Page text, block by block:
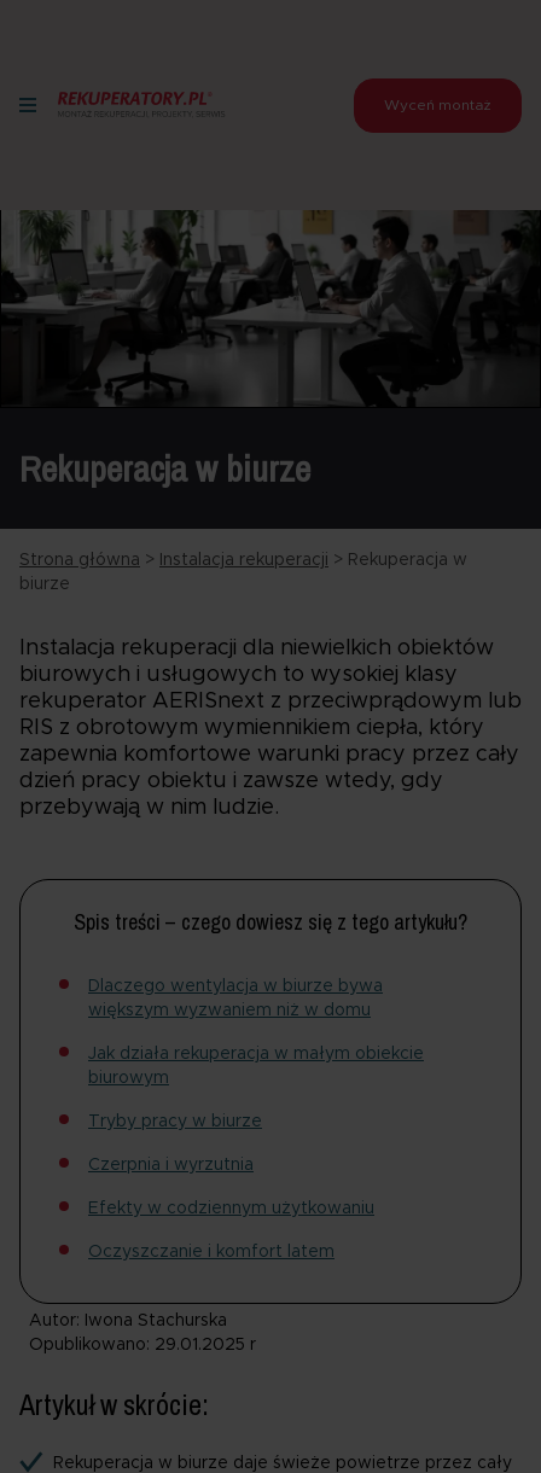
Wyceń montaż
Rekuperacja w biurze
Strona główna > Instalacja rekuperacji > Rekuperacja w
biurze
Instalacja rekuperacji dla niewielkich obiektów
biurowych i usługowych to wysokiej klasy
rekuperator AERISnext z przeciwprądowym lub
RIS z obrotowym wymiennikiem ciepła, który
zapewnia komfortowe warunki pracy przez cały
dzień pracy obiektu i zawsze wtedy, gdy
przebywają w nim ludzie.
Spis treści – czego dowiesz się z tego artykułu?
Dlaczego wentylacja w biurze bywa
większym wyzwaniem niż w domu
Jak działa rekuperacja w małym obiekcie
biurowym
Tryby pracy w biurze
Czerpnia i wyrzutnia
Efekty w codziennym użytkowaniu
Oczyszczanie i komfort latem
Autor: Iwona Stachurska
Opublikowano: 29.01.2025 r
Artykuł w skrócie:
Rekuperacja w biurze daje świeże powietrze przez cały